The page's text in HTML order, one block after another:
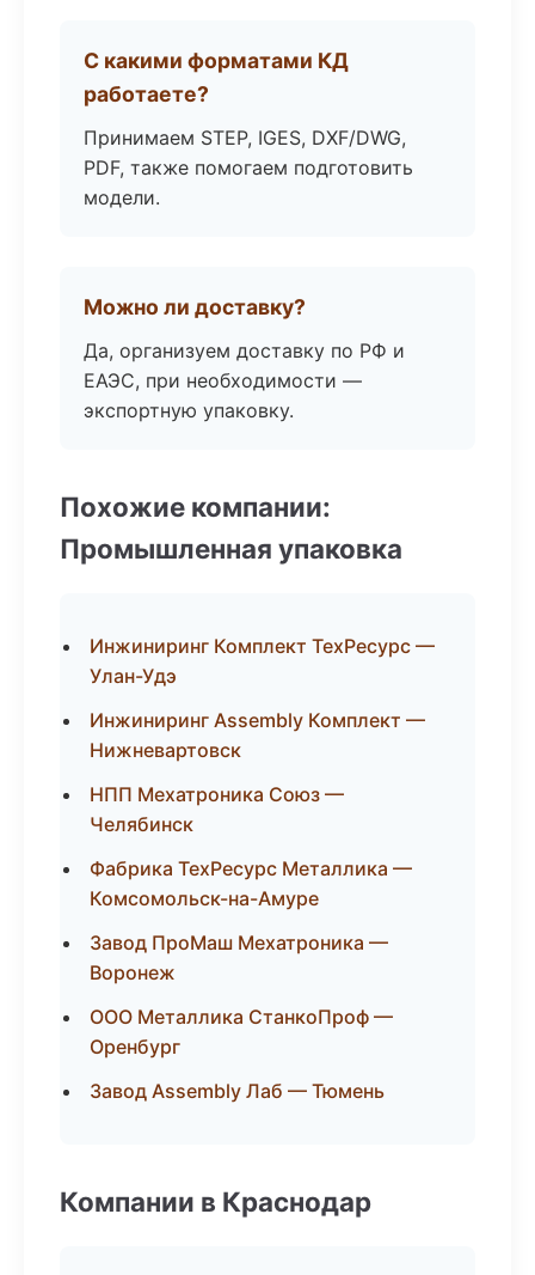
С какими форматами КД
работаете?
Принимаем STEP, IGES, DXF/DWG,
PDF, также помогаем подготовить
модели.
Можно ли доставку?
Да, организуем доставку по РФ и
ЕАЭС, при необходимости —
экспортную упаковку.
Похожие компании:
Промышленная упаковка
Инжиниринг Комплект ТехРесурс —
Улан-Удэ
Инжиниринг Assembly Комплект —
Нижневартовск
НПП Мехатроника Союз —
Челябинск
Фабрика ТехРесурс Металлика —
Комсомольск-на-Амуре
Завод ПроМаш Мехатроника —
Воронеж
ООО Металлика СтанкоПроф —
Оренбург
Завод Assembly Лаб — Тюмень
Компании в Краснодар